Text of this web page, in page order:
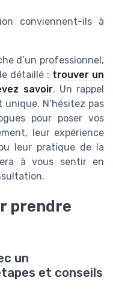
conviennent-ils à
d’un professionnel,
détaillé : trouver un
savoir. Un rappel
N’hésitez pas
pour poser vos
leur expérience
leur pratique de la
à vous sentir en
prendre
un
et conseils